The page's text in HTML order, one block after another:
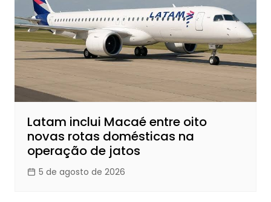
Latam inclui Macaé entre oito
novas rotas domésticas na
operação de jatos
5 de agosto de 2026